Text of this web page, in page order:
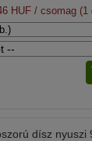
HUF/ csomag (1
dísz nyuszi